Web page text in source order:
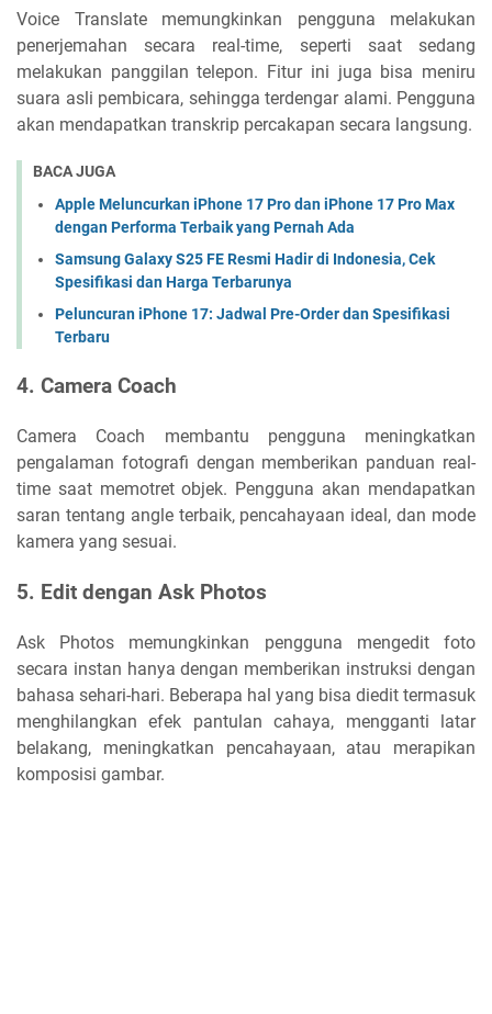
Voice Translate memungkinkan pengguna melakukan
penerjemahan secara real-time, seperti saat sedang
melakukan panggilan telepon. Fitur ini juga bisa meniru
suara asli pembicara, sehingga terdengar alami. Pengguna
akan mendapatkan transkrip percakapan secara langsung.
BACA JUGA
Apple Meluncurkan iPhone 17 Pro dan iPhone 17 Pro Max
dengan Performa Terbaik yang Pernah Ada
Samsung Galaxy S25 FE Resmi Hadir di Indonesia, Cek
Spesifikasi dan Harga Terbarunya
Peluncuran iPhone 17: Jadwal Pre-Order dan Spesifikasi
Terbaru
4. Camera Coach
Camera Coach membantu pengguna meningkatkan
pengalaman fotografi dengan memberikan panduan real-
time saat memotret objek. Pengguna akan mendapatkan
saran tentang angle terbaik, pencahayaan ideal, dan mode
kamera yang sesuai.
5. Edit dengan Ask Photos
Ask Photos memungkinkan pengguna mengedit foto
secara instan hanya dengan memberikan instruksi dengan
bahasa sehari-hari. Beberapa hal yang bisa diedit termasuk
menghilangkan efek pantulan cahaya, mengganti latar
belakang, meningkatkan pencahayaan, atau merapikan
komposisi gambar.